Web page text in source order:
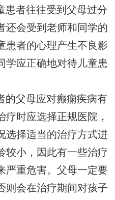
患者往往受到父母过分
还会受到老师和同学的
患者的心理产生不良影
学应正确地对待儿童患
的父母应对癫痫疾病有
疗时应选择正规医院，
选择适当的治疗方式进
较小，因此有一些治疗
严重危害。父母一定要
则会在治疗期间对孩子